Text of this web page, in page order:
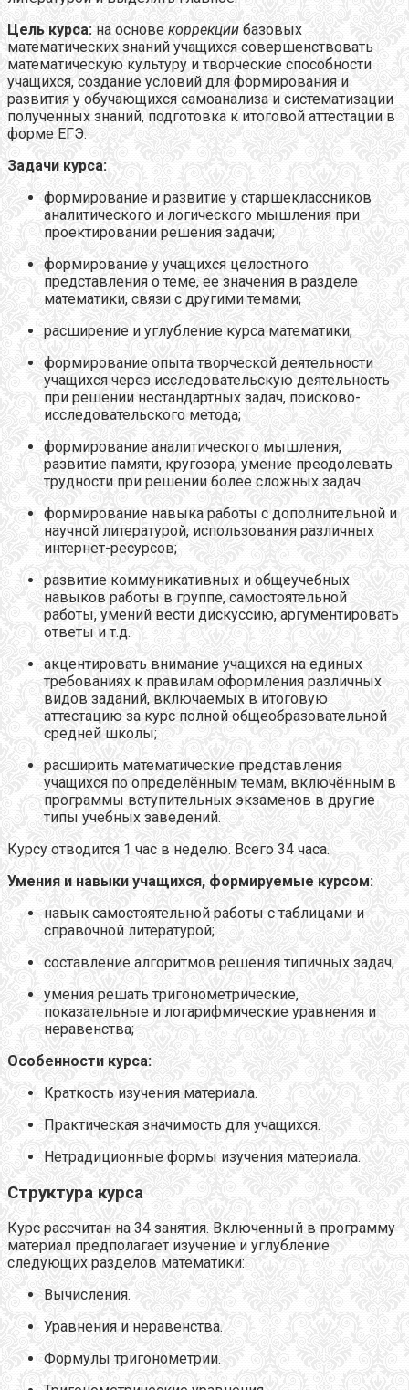
Цель курса: на основе коррекции базовых
математических знаний учащихся совершенствовать
математическую культуру и творческие способности
учащихся, создание условий для формирования и
развития у обучающихся самоанализа и систематизации
полученных знаний, подготовка к итоговой аттестации в
форме ЕГЭ.
Задачи курса:
формирование и развитие у старшеклассников
аналитического и логического мышления при
проектировании решения задачи;
формирование у учащихся целостного
представления о теме, ее значения в разделе
математики, связи с другими темами;
расширение и углубление курса математики;
формирование опыта творческой деятельности
учащихся через исследовательскую деятельность
при решении нестандартных задач, поисково-
исследовательского метода;
формирование аналитического мышления,
развитие памяти, кругозора, умение преодолевать
трудности при решении более сложных задач.
формирование навыка работы с дополнительной и
научной литературой, использования различных
интернет-ресурсов;
развитие коммуникативных и общеучебных
навыков работы в группе, самостоятельной
работы, умений вести дискуссию, аргументировать
ответы и т.д.
акцентировать внимание учащихся на единых
требованиях к правилам оформления различных
видов заданий, включаемых в итоговую
аттестацию за курс полной общеобразовательной
средней школы;
расширить математические представления
учащихся по определённым темам, включённым в
программы вступительных экзаменов в другие
типы учебных заведений.
Курсу отводится 1 час в неделю. Всего 34 часа.
Умения и навыки учащихся, формируемые курсом:
навык самостоятельной работы с таблицами и
справочной литературой;
составление алгоритмов решения типичных задач;
умения решать тригонометрические,
показательные и логарифмические уравнения и
неравенства;
Особенности курса:
Краткость изучения материала.
Практическая значимость для учащихся.
Нетрадиционные формы изучения материала.
Структура курса
Курс рассчитан на 34 занятия. Включенный в программу
материал предполагает изучение и углубление
следующих разделов математики:
Вычисления.
Уравнения и неравенства.
Формулы тригонометрии.